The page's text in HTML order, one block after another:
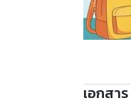
เอกสาร